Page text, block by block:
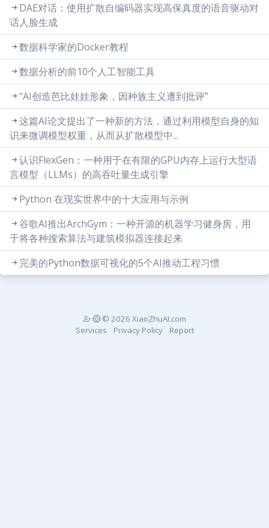
DAE对话：使用扩散自编码器实现高保真度的语音驱动对
话人脸生成
数据科学家的Docker教程
数据分析的前10个人工智能工具
“AI创造芭比娃娃形象，因种族主义遭到批评”
这篇AI论文提出了一种新的方法，通过利用模型自身的知
识来微调模型权重，从而从扩散模型中...
认识FlexGen：一种用于在有限的GPU内存上运行大型语
言模型（LLMs）的高吞吐量生成引擎
Python 在现实世界中的十大应用与示例
谷歌AI推出ArchGym：一种开源的机器学习健身房，用
于将各种搜索算法与建筑模拟器连接起来
完美的Python数据可视化的5个AI推动工程习惯
© 2026 XiaoZhuAI.com
Services
Privacy Policy Report